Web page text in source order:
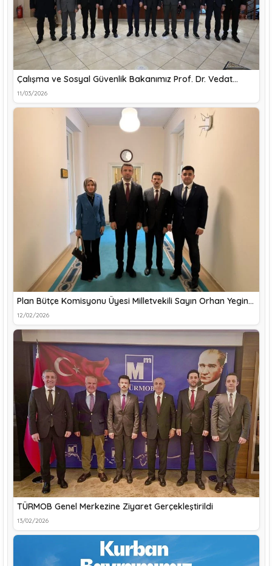
Çalışma ve Sosyal Güvenlik Bakanımız Prof. Dr. Vedat…
11/03/2026
Plan Bütçe Komisyonu Üyesi Milletvekili Sayın Orhan Yegin…
12/02/2026
TÜRMOB Genel Merkezine Ziyaret Gerçekleştirildi
13/02/2026